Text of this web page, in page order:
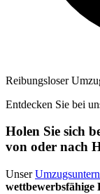
Reibungsloser
Entdecken Sie bei
Holen Sie sich
von oder nach
Unser
wettbewerbsfähige